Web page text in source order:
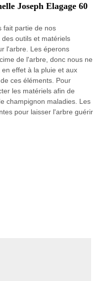
Joseph Elagage 60
fait partie de nos
outils et matériels
l'arbre. Les éperons
de l'arbre, donc nous ne
effet à la pluie et aux
ces éléments. Pour
les matériels afin de
champignon maladies. Les
pour laisser l'arbre guérir